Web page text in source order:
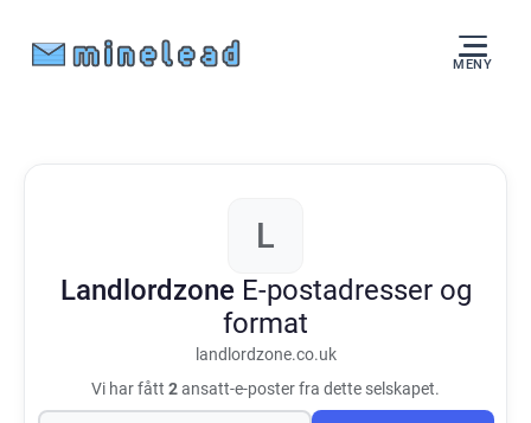
MENY
L
Landlordzone E-postadresser og
format
landlordzone.co.uk
Vi har fått 2ansatt-e-poster fra dette selskapet.